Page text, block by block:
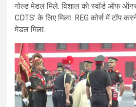
गोल्ड मेडल मिले. विशाल को स्वॉर्ड ऑफ
CDTS’ के लिए मिला. REG कोर्स में टॉप
मेडल मिला.